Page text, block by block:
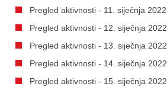
Pregled aktivnosti - 11. siječnja 2022.
Pregled aktivnosti - 12. siječnja 2022.
Pregled aktivnosti - 13. siječnja 2022.
Pregled aktivnosti - 14. siječnja 2022.
Pregled aktivnosti - 15. siječnja 2022.